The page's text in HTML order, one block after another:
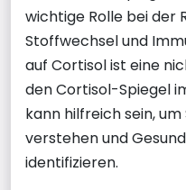
wichtige Rolle bei der
Stoffwechsel und
auf Cortisol ist eine
den Cortisol-Spiegel
kann hilfreich sein,
verstehen und
identifizieren.